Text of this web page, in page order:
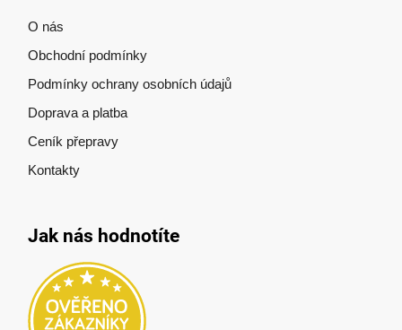
O nás
Obchodní podmínky
Podmínky ochrany osobních údajů
Doprava a platba
Ceník přepravy
Kontakty
Jak nás hodnotíte